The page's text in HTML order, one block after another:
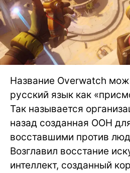
Название Overwatch
русский язык как
Так называется
назад созданная ООН
восставшими против
Возглавил восстание
интеллект, созданный